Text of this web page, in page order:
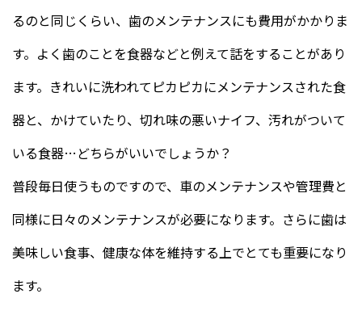
るのと同じくらい、歯のメンテナンスにも費用がかかりま
す。よく歯のことを食器などと例えて話をすることがあり
ます。きれいに洗われてピカピカにメンテナンスされた食
器と、かけていたり、切れ味の悪いナイフ、汚れがついて
いる食器…どちらがいいでしょうか？
普段毎日使うものですので、車のメンテナンスや管理費と
同様に日々のメンテナンスが必要になります。さらに歯は
美味しい食事、健康な体を維持する上でとても重要になり
ます。